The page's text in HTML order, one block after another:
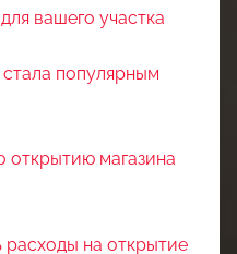
вашего участка
популярным
открытию магазина
расходы на открытие